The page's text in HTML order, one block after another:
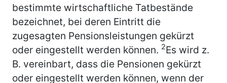
bestimmte wirtschaftliche Tatbestände
bezeichnet, bei deren Eintritt die
zugesagten Pensionsleistungen gekürzt
oder eingestellt werden können. 2Es wird z.
B. vereinbart, dass die Pensionen gekürzt
oder eingestellt werden können, wenn der